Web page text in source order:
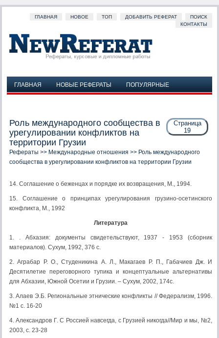
ГЛАВНАЯ НОВОЕ ТОП ДОБАВИТЬ РЕФЕРАТ
ПОИСК
КОНТАКТЫ
ГЛАВНАЯ НОВЫЕ РЕФЕРАТЫ
ПОПУЛЯРНЫЕ
Страница
19
Роль международного сообщества в
урегулировании конфликтов на
территории Грузии
Рефераты >> Международные отношения >> Роль международного
сообщества в урегулировании конфликтов на территории Грузии
14. Соглашение о беженцах и порядке их возвращения, М., 1994.
15. Соглашение о принципах урегулирования грузино-осетинского
конфликта, М., 1992
Литература
1. . Абхазия: документы свидетельствуют, 1937 - 1953 (сборник
материалов). Сухум, 1992, 376 с.
2. Аграбар Р. О., Студеникина А. Л., Макагаев Р. П., Габачиев Дж. И
Десятилетие переговорного тупика и концептуальные альтернативы
для Абхазии, Южной Осетии и Грузии. – Сухум, 2002, 174с.
3. Алаев Э.Б. Региональные этнические конфликты // Федерализм, 1996.
№1 с. 16-20
4. Александров Г. С Россией навсегда, с Грузией никогда//Мир и мы, №2,
2003, с. 23-28